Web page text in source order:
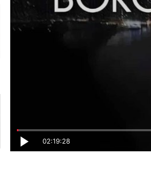
02:19:28